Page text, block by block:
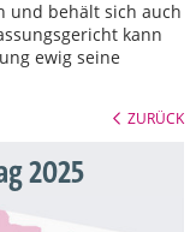
und behält sich auch
kann
ewig seine
ZURÜCK
2025